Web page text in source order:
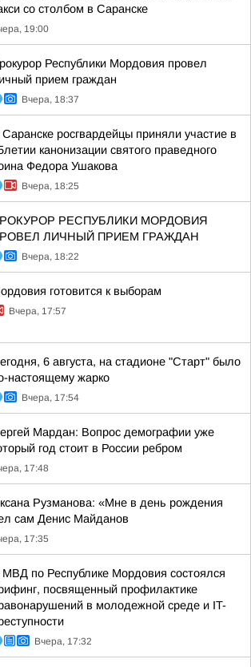
со столбом в Саранске
19:00
Республики Мордовия провел
прием граждан
Вчера, 18:37
росгвардейцы приняли участие в
канонизации святого праведного
Федора Ушакова
Вчера, 18:25
РЕСПУБЛИКИ МОРДОВИЯ
ЛИЧНЫЙ ПРИЕМ ГРАЖДАН
Вчера, 18:22
готовится к выборам
Вчера, 17:57
6 августа, на стадионе "Старт" было
настоящему жарко
Вчера, 17:54
Мардан: Вопрос демографии уже
год стоит в России ребром
17:48
Рузманова: «Мне в день рождения
сам Денис Майданов
17:35
по Республике Мордовия состоялся
посвященный профилактике
в молодежной среде и IT-
Вчера, 17:32